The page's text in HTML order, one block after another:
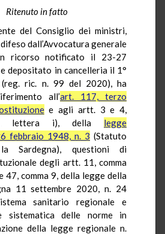
Ritenuto in fatto
del Consiglio dei ministri,
dall’Avvocatura generale
ricorso notificato il 23-27
depositato in cancelleria il 1°
(reg. ric. n. 99 del 2020), ha
all’art. 117, terzo
e agli artt. 3 e 4,
lettera i), della legge
febbraio 1948, n. 3 (Statuto
Sardegna), questioni di
degli artt. 11, comma
47, comma 9, della legge della
11 settembre 2020, n. 24
sanitario regionale e
sistematica delle norme in
della legge regionale n.